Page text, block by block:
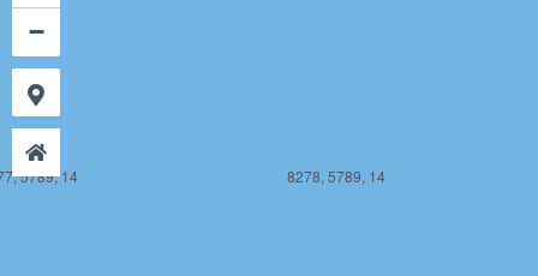
5789, 14 8278, 5789, 14
−